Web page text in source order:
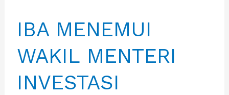
IBA MENEMUI
WAKIL MENTERI
INVESTASI